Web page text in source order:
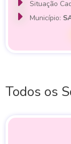
Situação
Município:
Todos os